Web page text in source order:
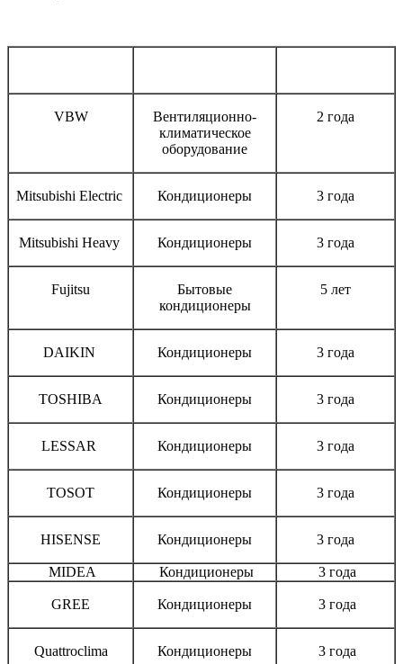
VBW
Вентиляционно-
климатическое
оборудование
2 года
Mitsubishi Electric Кондиционеры 3 года
Mitsubishi Heavy Кондиционеры 3 года
Fujitsu
Бытовые
кондиционеры
5 лет
DAIKIN Кондиционеры 3 года
TOSHIBA Кондиционеры 3 года
LESSAR Кондиционеры 3 года
TOSOT Кондиционеры 3 года
HISENSE Кондиционеры 3 года
MIDEA Кондиционеры 3 года
GREE Кондиционеры 3 года
Quattroclima Кондиционеры 3 года